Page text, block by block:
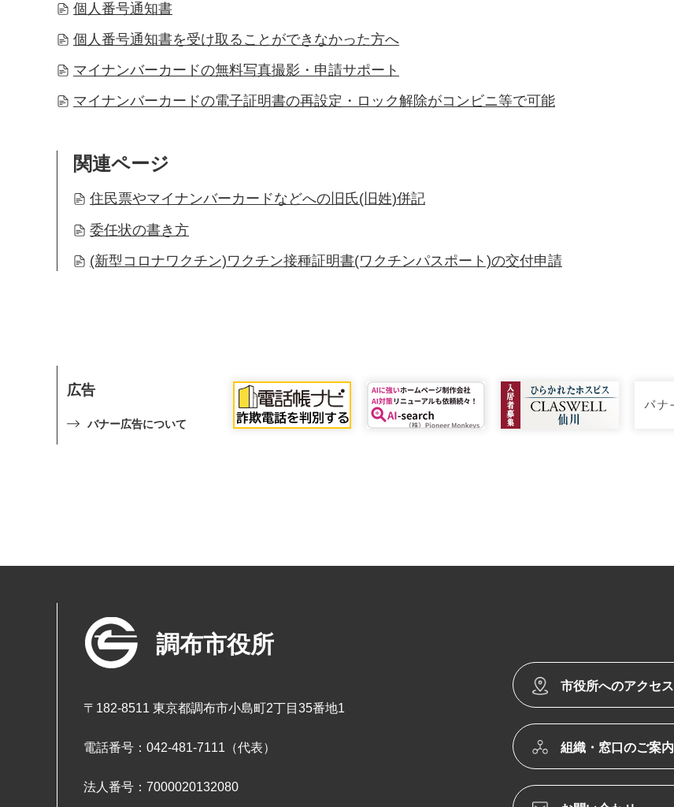
個人番号通知書
個人番号通知書を受け取ることができなかった方へ
マイナンバーカードの無料写真撮影・申請サポート
マイナンバーカードの電子証明書の再設定・ロック解除がコンビニ等で可能
関連ページ
住民票やマイナンバーカードなどへの旧氏(旧姓)併記
委任状の書き方
(新型コロナワクチン)ワクチン接種証明書(ワクチンパスポート)の交付申請
広告
バナー広告について
調布市役所
〒182-8511 東京都調布市小島町2丁目35番地1
電話番号：042-481-7111（代表）
法人番号：7000020132080
市役所へのアクセス
組織・窓口のご案内